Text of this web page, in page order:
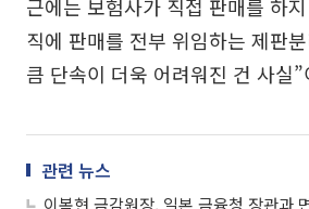
근에는 보험사가 직접 판매를 하
직에 판매를 전부 위임하는 제판
큼 단속이 더욱 어려워진 건 사실
관련 뉴스
이복현 금감원장, 일본 금융청 장관과